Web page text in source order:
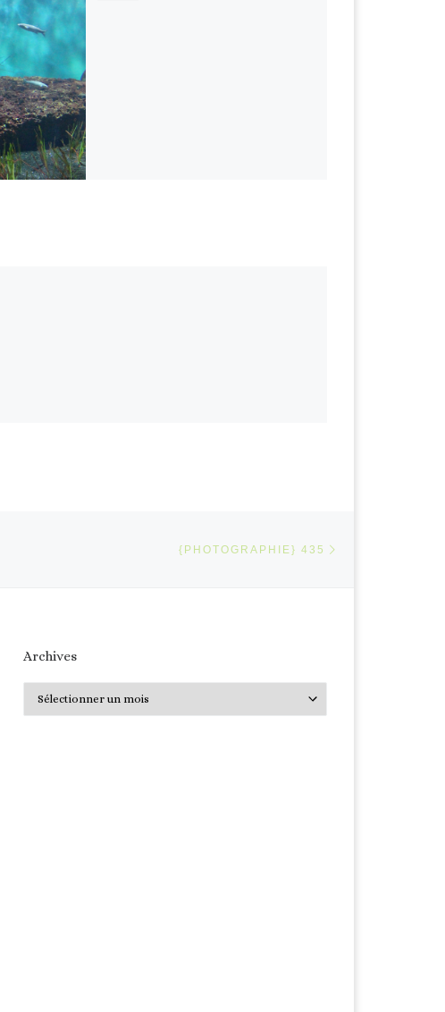
{PHOTOGRAPHIE} 435
Archives